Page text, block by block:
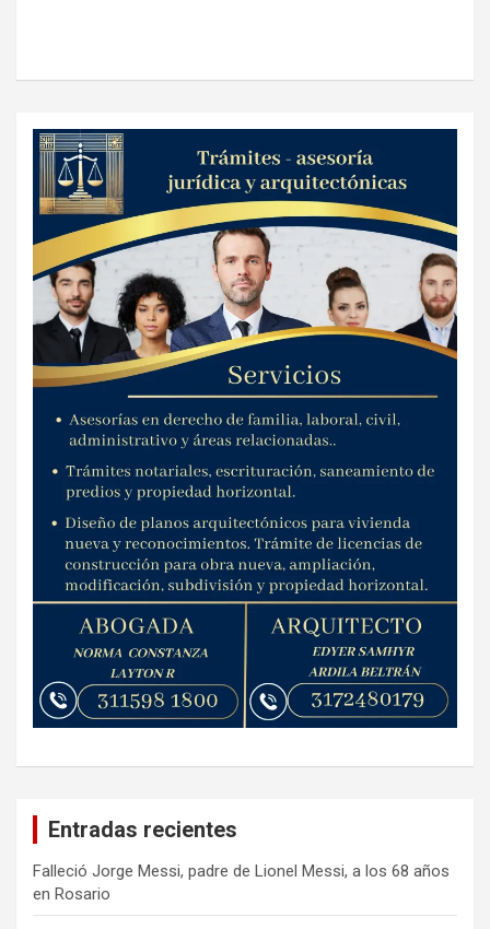
Entradas recientes
Falleció Jorge Messi, padre de Lionel Messi, a los 68 años
en Rosario